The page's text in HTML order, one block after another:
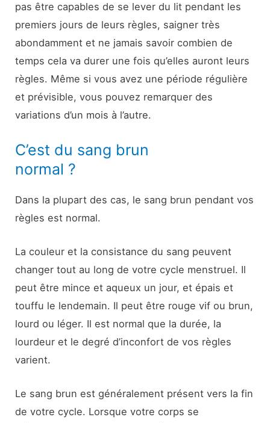
pas être capables de se lever du lit pendant les
premiers jours de leurs règles, saigner très
abondamment et ne jamais savoir combien de
temps cela va durer une fois qu’elles auront leurs
règles. Même si vous avez une période régulière
et prévisible, vous pouvez remarquer des
variations d’un mois à l’autre.
C’est du sang brun
normal ?
Dans la plupart des cas, le sang brun pendant vos
règles est normal.
La couleur et la consistance du sang peuvent
changer tout au long de votre cycle menstruel. Il
peut être mince et aqueux un jour, et épais et
touffu le lendemain. Il peut être rouge vif ou brun,
lourd ou léger. Il est normal que la durée, la
lourdeur et le degré d’inconfort de vos règles
varient.
Le sang brun est généralement présent vers la fin
de votre cycle. Lorsque votre corps se